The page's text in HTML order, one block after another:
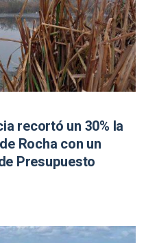
recortó un 30% la
Rocha con un
Presupuesto